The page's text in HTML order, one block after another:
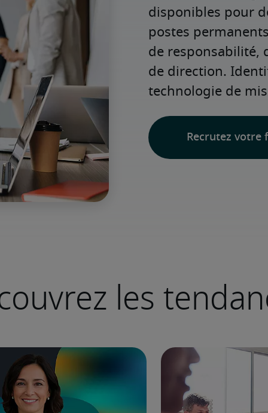
disponibles pour
postes
de responsabilité,
de direction.
technologie de
Recrutez votre
les